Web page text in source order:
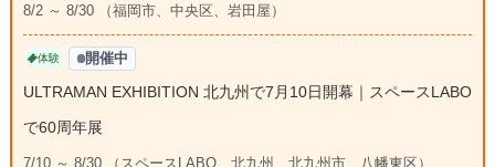
8/2 ～ 8/30 （福岡市、中央区、岩田屋）
体験 開催中
ULTRAMAN EXHIBITION 北九州で7月10日開幕｜スペースLABO
で60周年展
7/10 ～ 8/30 （スペースLABO、北九州、北九州市、八幡東区）